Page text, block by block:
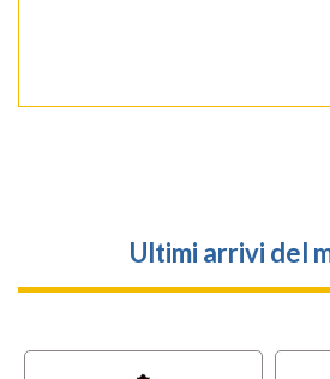
Ultimi arrivi del